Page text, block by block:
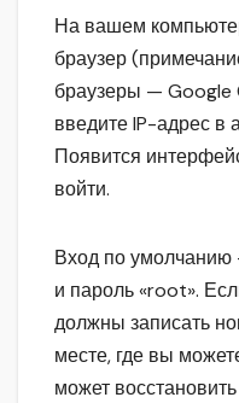
На вашем
браузер
браузеры — Google
введите IP-адрес в
Появится
войти.
Вход по умолчанию
и пароль «root».
должны записать
месте, где вы
может